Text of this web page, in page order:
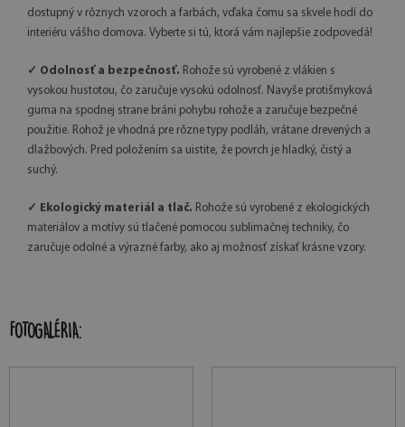
dostupný v rôznych vzoroch a farbách, vďaka čomu sa skvele hodí do
interiéru vášho domova. Vyberte si tú, ktorá vám najlepšie zodpovedá!
✓ Odolnosť a bezpečnosť. Rohože sú vyrobené z vlákien s
vysokou hustotou, čo zaručuje vysokú odolnosť. Navyše protišmyková
guma na spodnej strane bráni pohybu rohože a zaručuje bezpečné
použitie. Rohož je vhodná pre rôzne typy podláh, vrátane drevených a
dlažbových. Pred položením sa uistite, že povrch je hladký, čistý a
suchý.
✓ Ekologický materiál a tlač. Rohože sú vyrobené z ekologických
materiálov a motívy sú tlačené pomocou sublimačnej techniky, čo
zaručuje odolné a výrazné farby, ako aj možnosť získať krásne vzory.
FOTOGALÉRIA: